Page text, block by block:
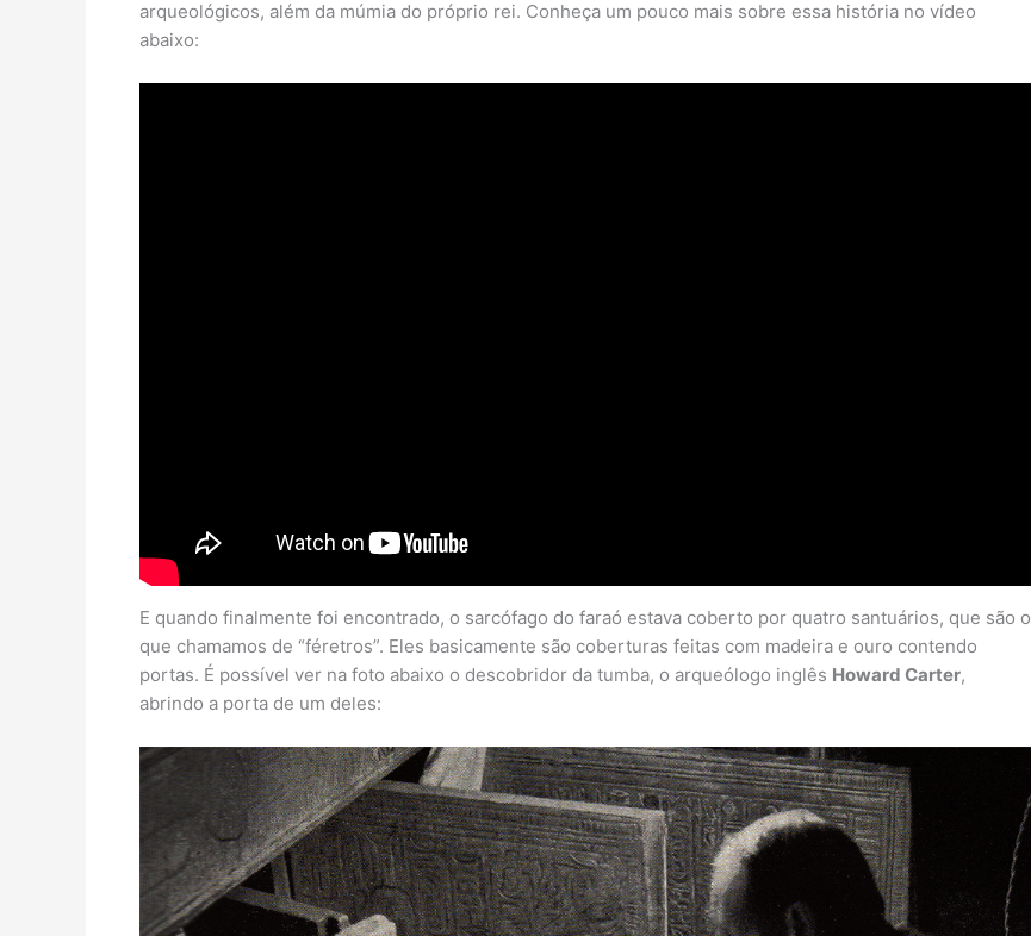
arqueológicos, além da múmia do próprio rei. Conheça um pouco mais sobre essa história no vídeo
abaixo:
E quando finalmente foi encontrado, o sarcófago do faraó estava coberto por quatro santuários, que são o
que chamamos de “féretros”. Eles basicamente são coberturas feitas com madeira e ouro contendo
portas. É possível ver na foto abaixo o descobridor da tumba, o arqueólogo inglês Howard Carter,
abrindo a porta de um deles: